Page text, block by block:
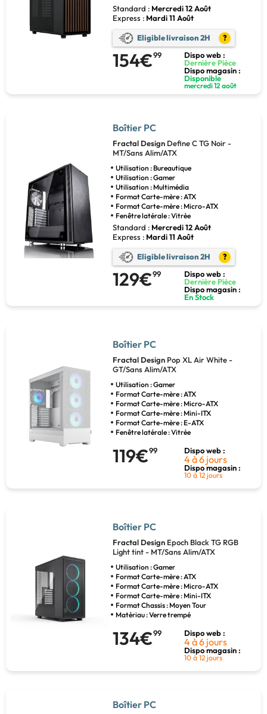
Standard : Mercredi 12 Août
Express : Mardi 11 Août
Eligible livraison 2H ?
154€99
Dispo web :
Dernière Pièce
Dispo magasin :
Disponible
mercredi 12 août
Boîtier PC
Fractal Design Define C TG Noir -
MT/Sans Alim/ATX
Utilisation : Bureautique
Utilisation : Gamer
Utilisation : Multimédia
Format Carte-mère : ATX
Format Carte-mère : Micro-ATX
Fenêtre latérale : Vitrée
Standard : Mercredi 12 Août
Express : Mardi 11 Août
Eligible livraison 2H ?
129€99
Dispo web :
Dernière Pièce
Dispo magasin :
En Stock
Boîtier PC
Fractal Design Pop XL Air White -
GT/Sans Alim/ATX
Utilisation : Gamer
Format Carte-mère : ATX
Format Carte-mère : Micro-ATX
Format Carte-mère : Mini-ITX
Format Carte-mère : E-ATX
Fenêtre latérale : Vitrée
119€99 Dispo web :
4 à 6 jours
Dispo magasin :
10 à 12 jours
Boîtier PC
Fractal Design Epoch Black TG RGB
Light tint - MT/Sans Alim/ATX
Utilisation : Gamer
Format Carte-mère : ATX
Format Carte-mère : Micro-ATX
Format Carte-mère : Mini-ITX
Format Chassis : Moyen Tour
Matériau : Verre trempé
134€99 Dispo web :
4 à 6 jours
Dispo magasin :
10 à 12 jours
Boîtier PC